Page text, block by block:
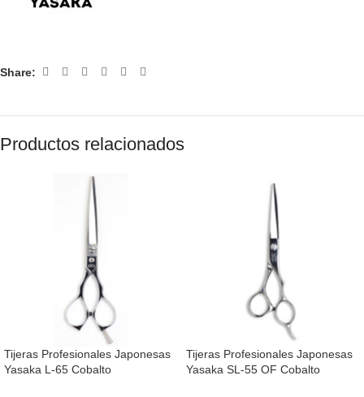
Share:
Productos relacionados
Tijeras Profesionales Japonesas
Yasaka L-65 Cobalto
Tijeras Profesionales Japonesas
Yasaka SL-55 OF Cobalto